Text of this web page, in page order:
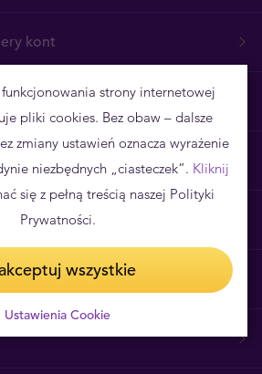
kont
strony internetowej
pliki cookies. Bez obaw – dalsze
zmiany ustawień oznacza wyrażenie
niezbędnych „ciasteczek”. Kliknij
się z pełną treścią naszej Polityki
Prywatności.
wszystkie
Ustawienia Cookie